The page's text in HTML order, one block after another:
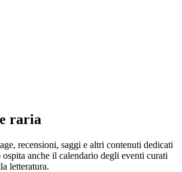
raria
recensioni, saggi e altri contenuti dedicati
anche il calendario degli eventi curati
letteratura.